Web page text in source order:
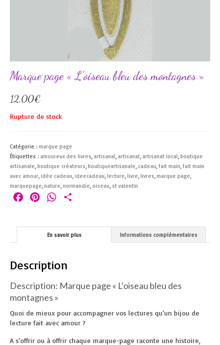
Marque page « L’oiseau bleu des montagnes »
12,00€
Rupture de stock
Catégorie : marque page
Étiquettes : amoureux des livres, artisanal, artisanat, artisanat local,boutique
artisanale,boutique créateurs,boutiqueartisanale, cadeau,fait main,fait main
avec amour,idée cadeau,ideecadeau,lecture,livre,livres,marque page,
marquepage,nature,normandie, oiseau, st valentin
FacebookPinterestWhatsApp
En savoir plus Informations complémentaires
Description
Description: Marque page « L’oiseau bleu des
montagnes »
Quoi de mieux pour accompagner vos lectures qu’un bijou de
lecture fait avec amour ?
A s’offrir ou à offrir chaque marque-page raconte une histoire,